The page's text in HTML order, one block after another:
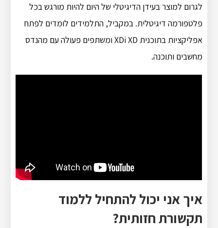
לגרום למוצר בעידן הדיגיטלי של היום להיות מורגש בכל
פלטפורמה דיגיטלית. במקביל, התלמידים לומדים לפתח
אפליקציות בתוכנית XDi XD ומשתפים פעולה עם מהנדס
מחשבים ותוכנה.
איך אני יכול להתחיל ללמוד
תקשורת חזותית?